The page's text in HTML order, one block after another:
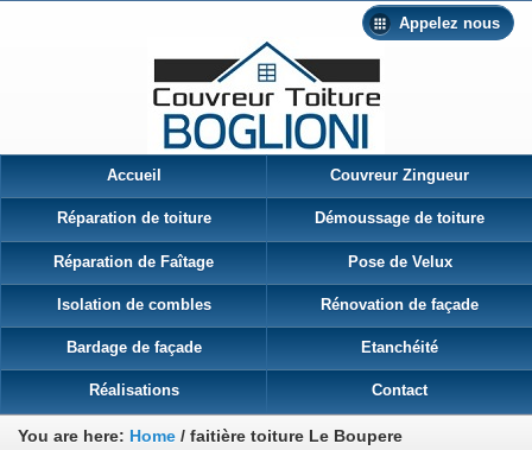
Appelez nous
Accueil Couvreur Zingueur
Réparation de toiture Démoussage de toiture
Réparation de Faîtage Pose de Velux
Isolation de combles Rénovation de façade
Bardage de façade Etanchéité
Réalisations Contact
You are here: Home / faitière toiture Le Boupere